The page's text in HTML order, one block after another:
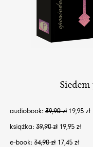
audiobook: 39,90zł 19,95 zł
książka: 39,90zł 19,95 zł
e-book: 34,90zł 17,45 zł